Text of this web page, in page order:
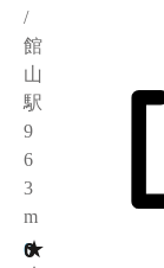
/
館
山
駅
9
6
3
m
★
0
0